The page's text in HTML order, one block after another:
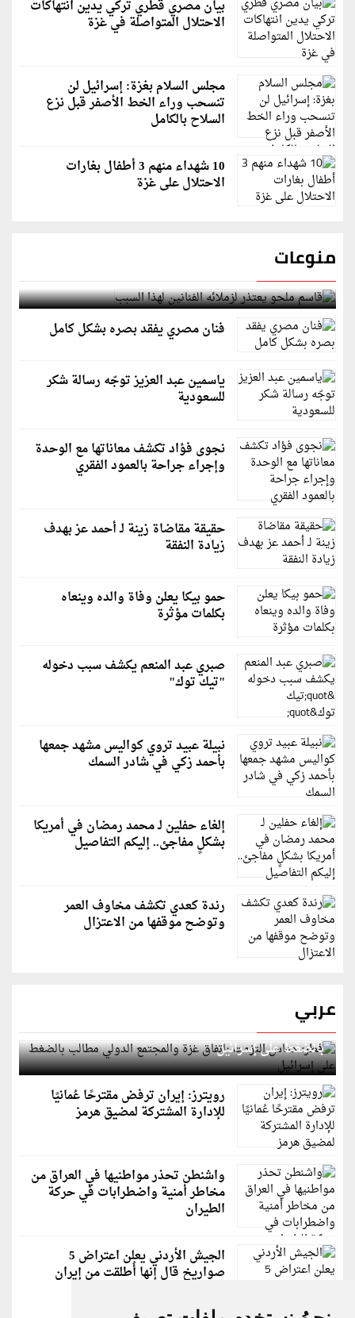
بيان مصري قطري تركي يدين انتهاكات
الاحتلال المتواصلة في غزة
مجلس السلام بغزة: إسرائيل لن
تنسحب وراء الخط الأصفر قبل نزع
السلاح بالكامل
10 شهداء منهم 3 أطفال بغارات
الاحتلال على غزة
منوعات
قاسم ملحو يعتذر لزملائه الفنانين لهذا السبب
فنان مصري يفقد بصره بشكل كامل
ياسمين عبد العزيز توجّه رسالة شكر
للسعودية
نجوى فؤاد تكشف معاناتها مع الوحدة
وإجراء جراحة بالعمود الفقري
حقيقة مقاضاة زينة لـ أحمد عز بهدف
زيادة النفقة
حمو بيكا يعلن وفاة والده وينعاه
بكلمات مؤثرة
صبري عبد المنعم يكشف سبب دخوله
"تيك توك"
نبيلة عبيد تروي كواليس مشهد جمعها
بأحمد زكي في شادر السمك
إلغاء حفلين لـ محمد رمضان في أمريكا
بشكلٍ مفاجئ.. إليكم التفاصيل
رندة كعدي تكشف مخاوف العمر
وتوضح موقفها من الاعتزال
عربي
قطر: حماس التزمت باتفاق غزة والمجتمع الدولي مطالب
بالضغط على إسرائيل
رويترز: إيران ترفض مقترحًا عُمانيًا
للإدارة المشتركة لمضيق هرمز
واشنطن تحذر مواطنيها في العراق من
مخاطر أمنية واضطرابات في حركة
الطيران
الجيش الأردني يعلن اعتراض 5
صواريخ قال إنها أُطلقت من إيران